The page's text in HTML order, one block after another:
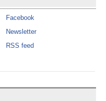
Facebook
Newsletter
RSS feed